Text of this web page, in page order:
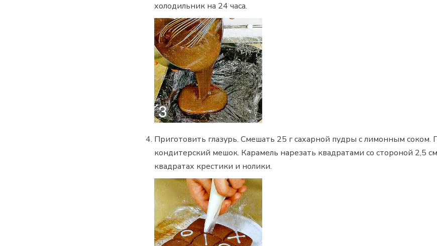
холодильник на 24 часа.
Приготовить глазурь. Смешать 25 г сахарной пудры с лимонным соком.
кондитерский мешок. Карамель нарезать квадратами со стороной 2,5
квадратах крестики и нолики.